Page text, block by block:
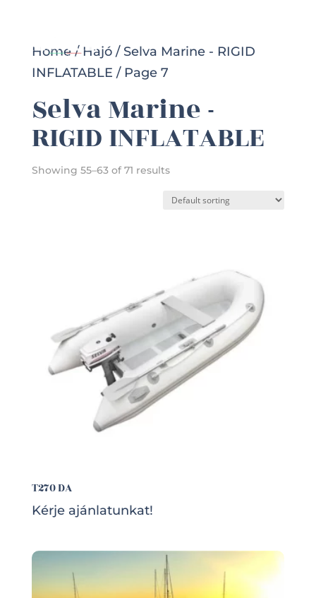
Home/Hajó/ Selva Marine - RIGID
INFLATABLE / Page 7
Selva Marine -
RIGID INFLATABLE
Showing 55–63 of 71 results
T270 DA
Kérje ajánlatunkat!